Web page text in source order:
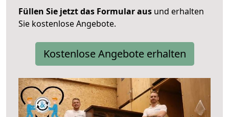
Füllen Sie jetzt das Formular aus und erhalten
Sie kostenlose Angebote.
Kostenlose Angebote erhalten